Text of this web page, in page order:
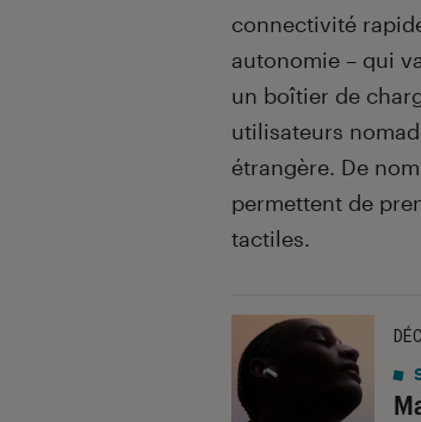
connectivité
autonomie – qui
un boîtier de
utilisateurs
étrangère. De
permettent de
tactiles.